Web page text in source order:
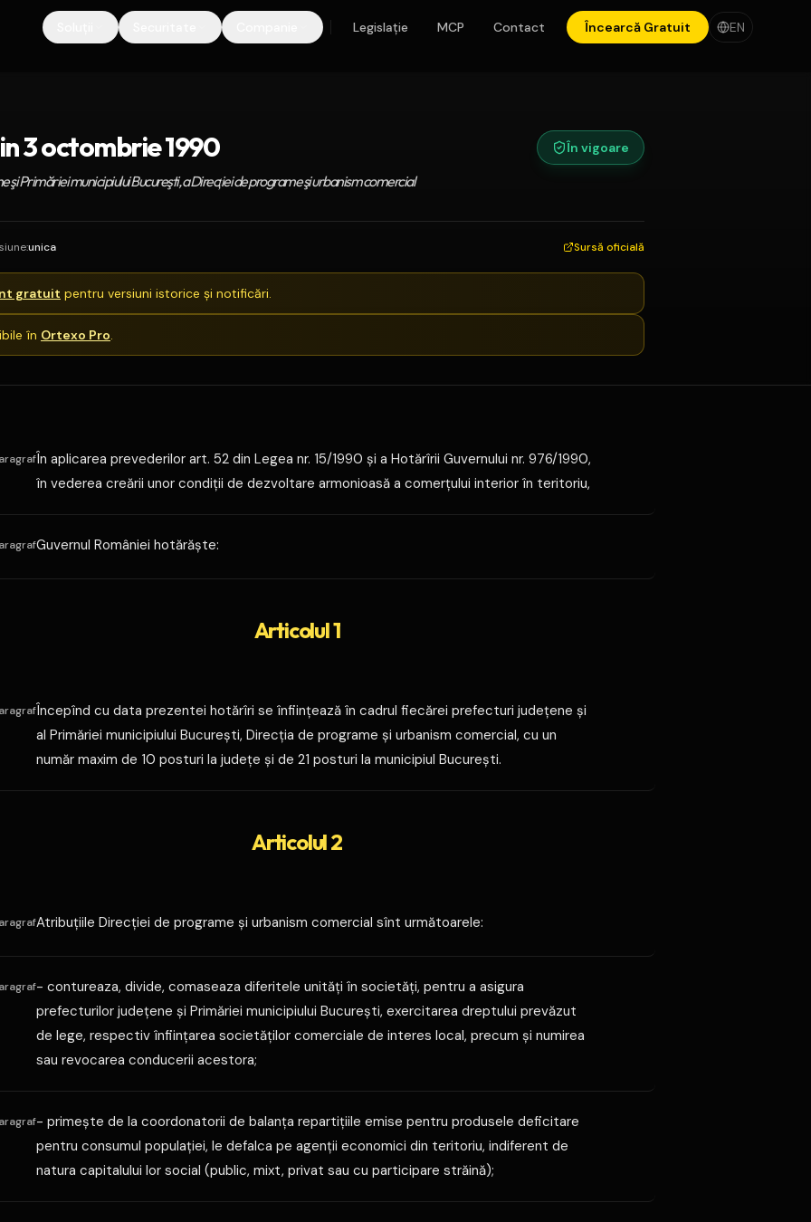
Legislație MCP Contact Încearcă Gratuit EN
3 octombrie 1990
şi Primăriei municipiului Bucureşti, a Direcţiei de programe şi urbanism comercial
În vigoare
:unica Sursă oficială
gratuit pentru versiuni istorice și notificări.
în Ortexo Pro.
În aplicarea prevederilor art. 52 din Legea nr. 15/1990 şi a Hotărîrii Guvernului nr. 976/1990,
în vederea creării unor condiţii de dezvoltare armonioasă a comerţului interior în teritoriu,
Guvernul României hotărăşte:
Articolul 1
Începînd cu data prezentei hotărîri se înfiinţează în cadrul fiecărei prefecturi judeţene şi
al Primăriei municipiului Bucureşti, Direcţia de programe şi urbanism comercial, cu un
număr maxim de 10 posturi la judeţe şi de 21 posturi la municipiul Bucureşti.
Articolul 2
Atribuţiile Direcţiei de programe şi urbanism comercial sînt următoarele:
- contureaza, divide, comaseaza diferitele unităţi în societăţi, pentru a asigura
prefecturilor judeţene şi Primăriei municipiului Bucureşti, exercitarea dreptului prevăzut
de lege, respectiv înfiinţarea societăţilor comerciale de interes local, precum şi numirea
sau revocarea conducerii acestora;
- primeşte de la coordonatorii de balanţa repartiţiile emise pentru produsele deficitare
pentru consumul populaţiei, le defalca pe agenţii economici din teritoriu, indiferent de
natura capitalului lor social (public, mixt, privat sau cu participare străină);